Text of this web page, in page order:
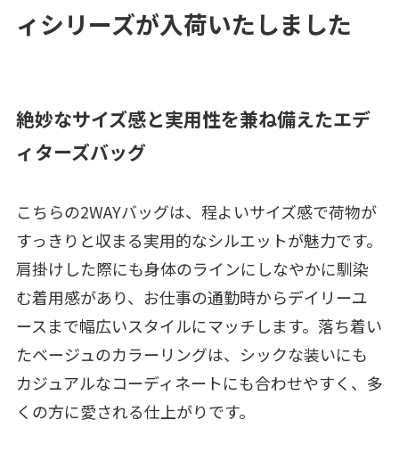
ィシリーズが入荷いたしました
絶妙なサイズ感と実用性を兼ね備えたエデ
ィターズバッグ
こちらの2WAYバッグは、程よいサイズ感で荷物が
すっきりと収まる実用的なシルエットが魅力です。
肩掛けした際にも身体のラインにしなやかに馴染
む着用感があり、お仕事の通勤時からデイリーユ
ースまで幅広いスタイルにマッチします。落ち着い
たベージュのカラーリングは、シックな装いにも
カジュアルなコーディネートにも合わせやすく、多
くの方に愛される仕上がりです。